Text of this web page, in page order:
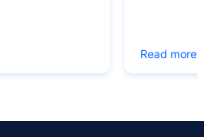
Read more